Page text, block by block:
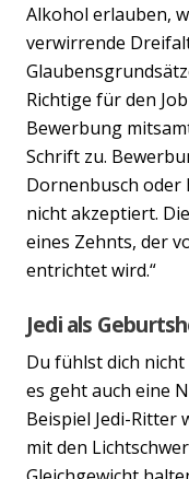
Alkohol erlauben,
verwirrende
Richtige für den
Bewerbung
Schrift zu.
Dornenbusch oder
nicht akzeptiert.
eines Zehnts, der
entrichtet wird.“
Jedi als
Du fühlst dich
es geht auch eine
Beispiel Jedi-Ritter
mit den